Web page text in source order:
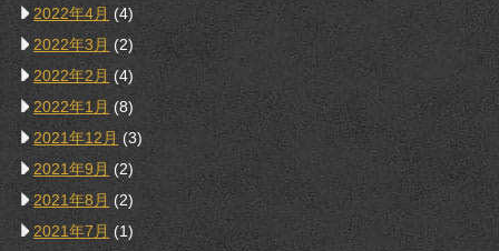
2022年4月 (4)
2022年3月 (2)
2022年2月 (4)
2022年1月 (8)
2021年12月 (3)
2021年9月 (2)
2021年8月 (2)
2021年7月 (1)